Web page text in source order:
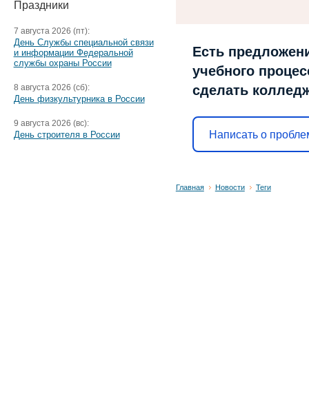
Праздники
7 августа 2026 (пт):
День Службы специальной связи
и информации Федеральной
службы охраны России
8 августа 2026 (сб):
День физкультурника в России
9 августа 2026 (вс):
День строителя в России
Есть
учебного
сделать
Написать о
Главная Новости Теги